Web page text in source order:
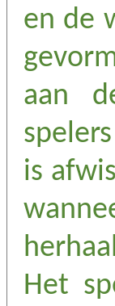
en de
aan
is
Het